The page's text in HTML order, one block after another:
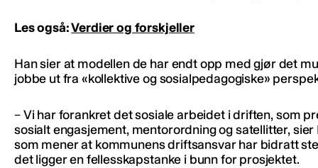
Les også:Verdier og forskjeller
Han sier at modellen de har endt opp med gjør det
jobbe ut fra «kollektive og sosialpedagogiske»
– Vi har forankret det sosiale arbeidet i driften, som
sosialt engasjement, mentorordning og satellitter, sier
som mener at kommunens driftsansvar har bidratt
det ligger en fellesskapstanke i bunn for prosjektet.